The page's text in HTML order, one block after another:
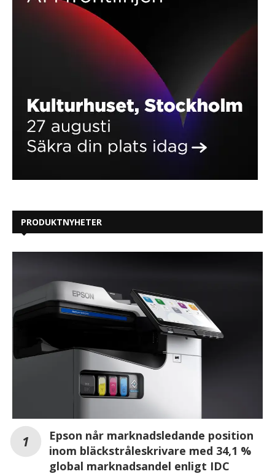
PRODUKTNYHETER
Epson når marknadsledande position
inom bläckstråleskrivare med 34,1 %
global marknadsandel enligt IDC